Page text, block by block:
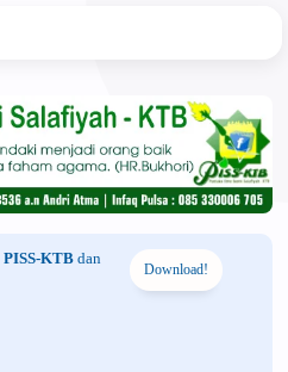
PISS-KTB dan
Download!